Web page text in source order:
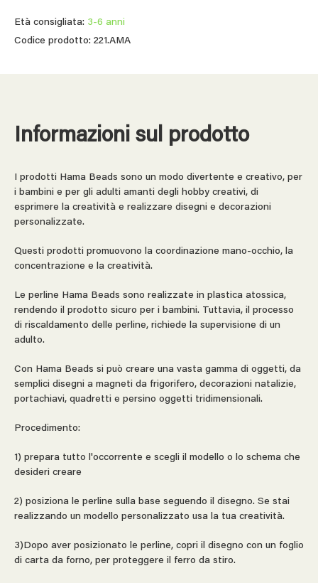
Età consigliata: 3-6 anni
Codice prodotto: 221.AMA
Informazioni sul prodotto
I prodotti Hama Beads sono un modo divertente e creativo, per
i bambini e per gli adulti amanti degli hobby creativi, di
esprimere la creatività e realizzare disegni e decorazioni
personalizzate.
Questi prodotti promuovono la coordinazione mano-occhio, la
concentrazione e la creatività.
Le perline Hama Beads sono realizzate in plastica atossica,
rendendo il prodotto sicuro per i bambini. Tuttavia, il processo
di riscaldamento delle perline, richiede la supervisione di un
adulto.
Con Hama Beads si può creare una vasta gamma di oggetti, da
semplici disegni a magneti da frigorifero, decorazioni natalizie,
portachiavi, quadretti e persino oggetti tridimensionali.
Procedimento:
1) prepara tutto l'occorrente e scegli il modello o lo schema che
desideri creare
2) posiziona le perline sulla base seguendo il disegno. Se stai
realizzando un modello personalizzato usa la tua creatività.
3)Dopo aver posizionato le perline, copri il disegno con un foglio
di carta da forno, per proteggere il ferro da stiro.